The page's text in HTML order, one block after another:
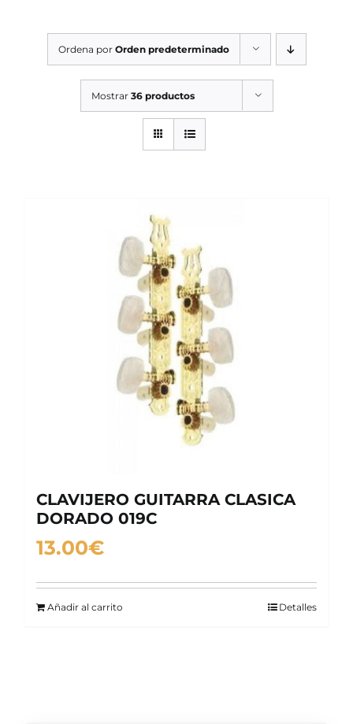
SERVICIOS TALLER
OCASIÓN
Ordena por Orden predeterminado
Mostrar 36 productos
CLAVIJERO GUITARRA CLASICA
DORADO 019C
13.00€
Añadir al carrito Detalles